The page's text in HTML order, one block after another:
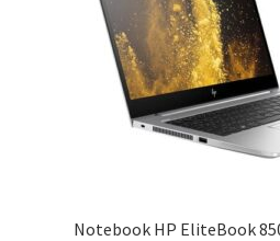
Notebook HP EliteBook